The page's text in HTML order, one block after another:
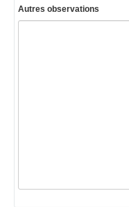
Autres observations